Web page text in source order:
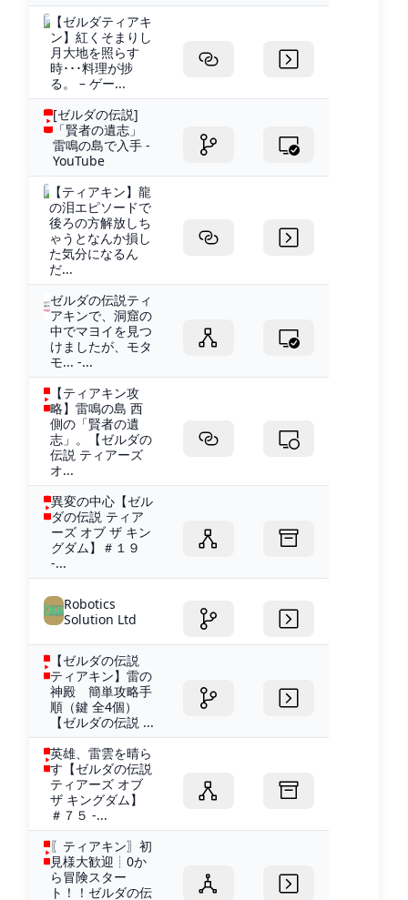
【ゼルダティアキ
ン】紅くそまりし
月大地を照らす
時･･･料理が捗
る。 – ゲー...
[ゼルダの伝説]
「賢者の遺志」
雷鳴の島で入手 -
YouTube
【ティアキン】龍
の泪エピソードで
後ろの方解放しち
ゃうとなんか損し
た気分になるん
だ...
ゼルダの伝説ティ
アキンで、洞窟の
中でマヨイを見つ
けましたが、モタ
モ... -...
【ティアキン攻
略】雷鳴の島 西
側の「賢者の遺
志」。【ゼルダの
伝説 ティアーズ
オ...
異変の中心【ゼル
ダの伝説 ティア
ーズ オブ ザ キン
グダム】＃１９
-...
Robotics
Solution Ltd
【ゼルダの伝説
ティアキン】雷の
神殿 簡単攻略手
順（鍵 全4個）
【ゼルダの伝説 ...
英雄、雷雲を晴ら
す【ゼルダの伝説
ティアーズ オブ
ザ キングダム】
＃７５ -...
〖ティアキン〗初
見様大歓迎┊0か
ら冒険スター
ト！！ゼルダの伝